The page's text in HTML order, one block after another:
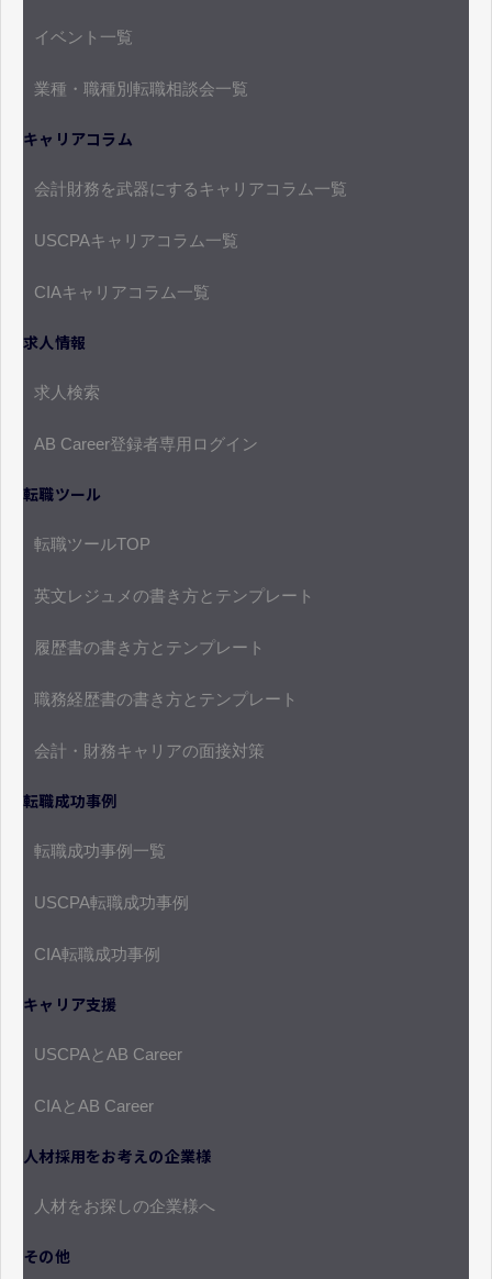
イベント一覧
業種・職種別転職相談会一覧
キャリアコラム
会計財務を武器にするキャリアコラム一覧
USCPAキャリアコラム一覧
CIAキャリアコラム一覧
求人情報
求人検索
AB Career登録者専用ログイン
転職ツール
転職ツールTOP
英文レジュメの書き方とテンプレート
履歴書の書き方とテンプレート
職務経歴書の書き方とテンプレート
会計・財務キャリアの面接対策
転職成功事例
転職成功事例一覧
USCPA転職成功事例
CIA転職成功事例
キャリア支援
USCPAとAB Career
CIAとAB Career
人材採用をお考えの企業様
人材をお探しの企業様へ
その他